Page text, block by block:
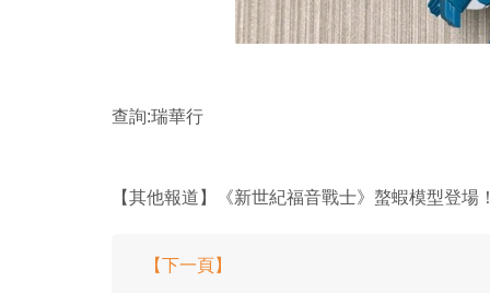
查詢:瑞華行
【其他報道】《新世紀福音戰士》螯蝦模型登場
【下一頁】